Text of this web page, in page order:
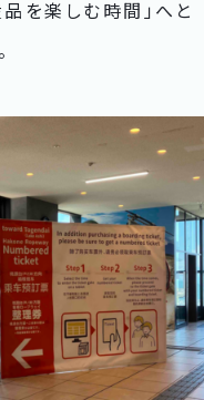
を楽しむ時間」へと